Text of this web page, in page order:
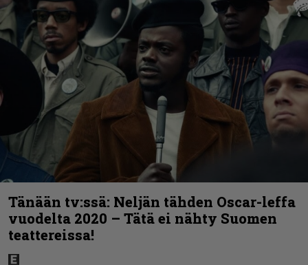
Tänään tv:ssä: Neljän tähden Oscar-leffa
vuodelta 2020 – Tätä ei nähty Suomen
teattereissa!